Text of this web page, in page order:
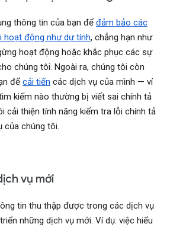
thông tin của bạn để đảm bảo các
hoạt động như dự tính, chẳng hạn như
hoạt động hoặc khắc phục các sự
chúng tôi. Ngoài ra, chúng tôi còn
để cải tiến các dịch vụ của mình — ví
kiếm nào thường bị viết sai chính tả
cải thiện tính năng kiểm tra lỗi chính tả
của chúng tôi.
vụ mới
tin thu thập được trong các dịch vụ
những dịch vụ mới. Ví dụ: việc hiểu